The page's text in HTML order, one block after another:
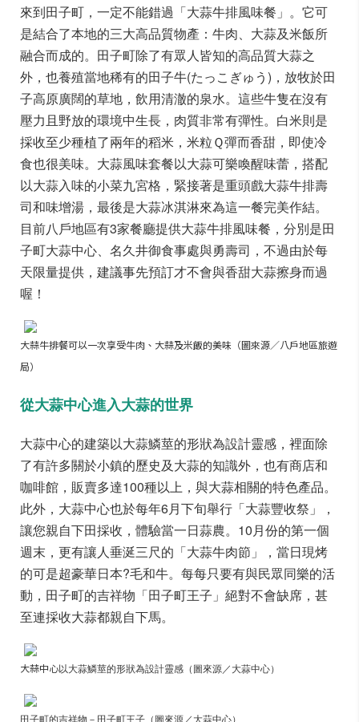
來到田子町，一定不能錯過「大蒜牛排風味餐」。它可
是結合了本地的三大高品質物產：牛肉、大蒜及米飯所
融合而成的。田子町除了有眾人皆知的高品質大蒜之
外，也養殖當地稀有的田子牛(たっこぎゅう)，放牧於田
子高原廣闊的草地，飲用清澈的泉水。這些牛隻在沒有
壓力且野放的環境中生長，肉質非常有彈性。白米則是
採收至少種植了兩年的稻米，米粒Ｑ彈而香甜，即使冷
食也很美味。大蒜風味套餐以大蒜可樂喚醒味蕾，搭配
以大蒜入味的小菜九宮格，緊接著是重頭戲大蒜牛排壽
司和味增湯，最後是大蒜冰淇淋來為這一餐完美作結。
目前八戶地區有3家餐廳提供大蒜牛排風味餐，分別是田
子町大蒜中心、名久井御食事處與勇壽司，不過由於每
天限量提供，建議事先預訂才不會與香甜大蒜擦身而過
喔！
大蒜牛排餐可以一次享受牛肉、大蒜及米飯的美味（圖來源／八戶地區旅遊
局）
從大蒜中心進入大蒜的世界
大蒜中心的建築以大蒜鱗莖的形狀為設計靈感，裡面除
了有許多關於小鎮的歷史及大蒜的知識外，也有商店和
咖啡館，販賣多達100種以上，與大蒜相關的特色產品。
此外，大蒜中心也於每年6月下旬舉行「大蒜豐收祭」，
讓您親自下田採收，體驗當一日蒜農。10月份的第一個
週末，更有讓人垂涎三尺的「大蒜牛肉節」，當日現烤
的可是超豪華日本?毛和牛。每每只要有與民眾同樂的活
動，田子町的吉祥物「田子町王子」絕對不會缺席，甚
至連採收大蒜都親自下馬。
大蒜中心以大蒜鱗莖的形狀為設計靈感（圖來源／大蒜中心）
田子町的吉祥物－田子町王子（圖來源／大蒜中心）